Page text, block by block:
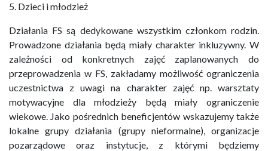
5. Dzieci i młodzież
Działania FS są dedykowane wszystkim członkom rodzin.
Prowadzone działania będą miały charakter inkluzywny. W
zależności od konkretnych zajęć zaplanowanych do
przeprowadzenia w FS, zakładamy możliwość ograniczenia
uczestnictwa z uwagi na charakter zajęć np. warsztaty
motywacyjne dla młodzieży będą miały ograniczenie
wiekowe. Jako pośrednich beneficjentów wskazujemy także
lokalne grupy działania (grupy nieformalne), organizacje
pozarządowe oraz instytucje, z którymi będziemy